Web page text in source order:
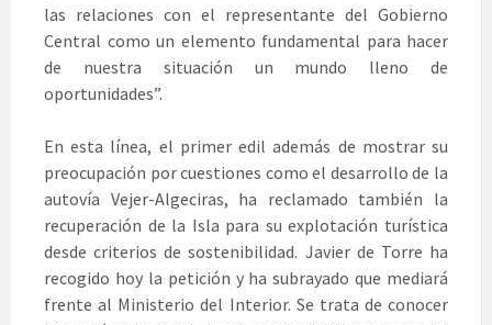
las relaciones con el representante del Gobierno
Central como un elemento fundamental para hacer
de nuestra situación un mundo lleno de
oportunidades”.
En esta línea, el primer edil además de mostrar su
preocupación por cuestiones como el desarrollo de la
autovía Vejer-Algeciras, ha reclamado también la
recuperación de la Isla para su explotación turística
desde criterios de sostenibilidad. Javier de Torre ha
recogido hoy la petición y ha subrayado que mediará
frente al Ministerio del Interior. Se trata de conocer